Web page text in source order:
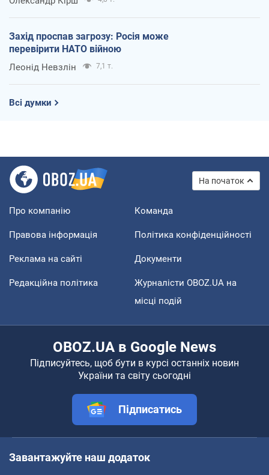
Захід проспав загрозу: Росія може
перевірити НАТО війною
Леонід Невзлін 7,1 т.
Всі думки
На початок
Про компанію Команда
Правова інформація Політика конфіденційності
Реклама на сайті Документи
Редакційна політика
Журналісти OBOZ.UA на
місці подій
OBOZ.UA в Google News
Підписуйтесь, щоб бути в курсі останніх новин
України та світу сьогодні
Підписатись
Завантажуйте наш додаток